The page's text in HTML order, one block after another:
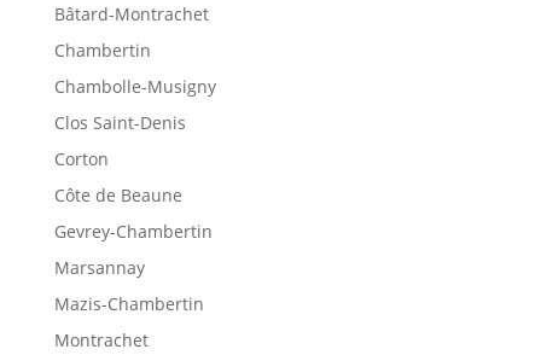
Bâtard-Montrachet
Chambertin
Chambolle-Musigny
Clos Saint-Denis
Corton
Côte de Beaune
Gevrey-Chambertin
Marsannay
Mazis-Chambertin
Montrachet